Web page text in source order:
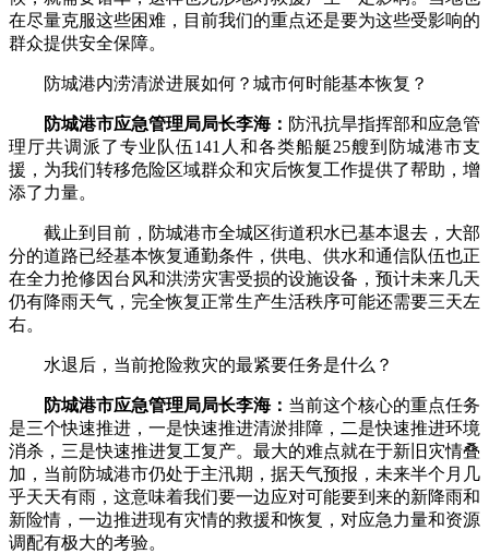
在尽量克服这些困难，目前我们的重点还是要为这些受影响的
群众提供安全保障。
防城港内涝清淤进展如何？城市何时能基本恢复？
防城港市应急管理局局长李海： 防汛抗旱指挥部和应急管
理厅共调派了专业队伍141人和各类船艇25艘到防城港市支
援，为我们转移危险区域群众和灾后恢复工作提供了帮助，增
添了力量。
截止到目前，防城港市全城区街道积水已基本退去，大部
分的道路已经基本恢复通勤条件，供电、供水和通信队伍也正
在全力抢修因台风和洪涝灾害受损的设施设备，预计未来几天
仍有降雨天气，完全恢复正常生产生活秩序可能还需要三天左
右。
水退后，当前抢险救灾的最紧要任务是什么？
防城港市应急管理局局长李海： 当前这个核心的重点任务
是三个快速推进，一是快速推进清淤排障，二是快速推进环境
消杀，三是快速推进复工复产。最大的难点就在于新旧灾情叠
加，当前防城港市仍处于主汛期，据天气预报，未来半个月几
乎天天有雨，这意味着我们要一边应对可能要到来的新降雨和
新险情，一边推进现有灾情的救援和恢复，对应急力量和资源
调配有极大的考验。